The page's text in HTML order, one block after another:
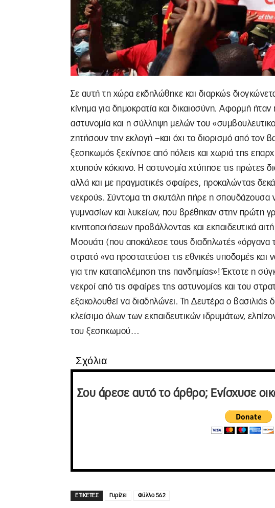
Σε αυτή τη χώρα εκδηλώθηκε και διαρκώς
κίνημα για δημοκρατία και δικαιοσύνη. Αφορμή
αστυνομία και η σύλληψη μελών του
ζητήσουν την εκλογή –και όχι το διορισμό από τον
ξεσηκωμός ξεκίνησε από πόλεις και χωριά της
χτυπούν κόκκινο. Η αστυνομία χτύπησε τις πρώτες
αλλά και με πραγματικές σφαίρες, προκαλώντας
νεκρούς. Σύντομα τη σκυτάλη πήρε η σπουδάζουσα
γυμνασίων και λυκείων, που βρέθηκαν στην πρώτη
κινητοποιήσεων προβάλλοντας και εκπαιδευτικά
Μσουάτι (που αποκάλεσε τους διαδηλωτές «όργανα
στρατό «να προστατεύσει τις εθνικές υποδομές
για την καταπολέμηση της πανδημίας»! Έκτοτε η
νεκροί από τις σφαίρες της αστυνομίας και του
εξακολουθεί να διαδηλώνει. Τη Δευτέρα ο βασιλιάς
κλείσιμο όλων των εκπαιδευτικών ιδρυμάτων,
του ξεσηκωμού…
Σχόλια
Σου άρεσε αυτό το άρθρο; Ενίσχυσε
ΕΤΙΚΕΤΕΣ Γυρίζει Φύλλο 562